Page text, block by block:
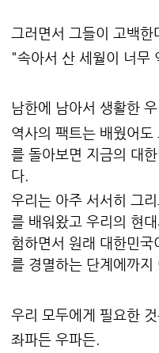
그러면서 그들이 고백한
"속아서 산 세월이 너무
남한에 남아서 생활한
역사의 팩트는 배웠어
를 돌아보면 지금의 대
다.
우리는 아주 서서히 그
를 배워왔고 우리의 현
험하면서 원래 대한민국
를 경멸하는 단계에까지
우리 모두에게 필요한
좌파든 우파든.